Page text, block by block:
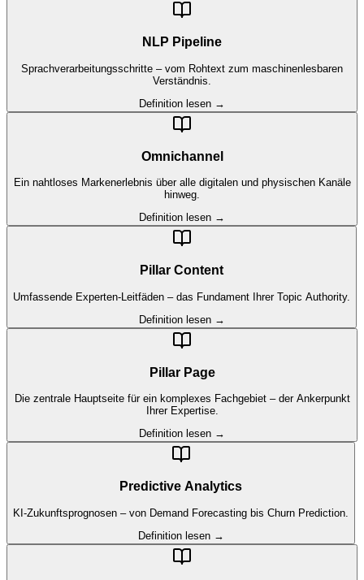
NLP Pipeline
Sprachverarbeitungsschritte – vom Rohtext zum maschinenlesbaren
Verständnis.
Definition lesen →
Omnichannel
Ein nahtloses Markenerlebnis über alle digitalen und physischen Kanäle
hinweg.
Definition lesen →
Pillar Content
Umfassende Experten-Leitfäden – das Fundament Ihrer Topic Authority.
Definition lesen →
Pillar Page
Die zentrale Hauptseite für ein komplexes Fachgebiet – der Ankerpunkt
Ihrer Expertise.
Definition lesen →
Predictive Analytics
KI-Zukunftsprognosen – von Demand Forecasting bis Churn Prediction.
Definition lesen →